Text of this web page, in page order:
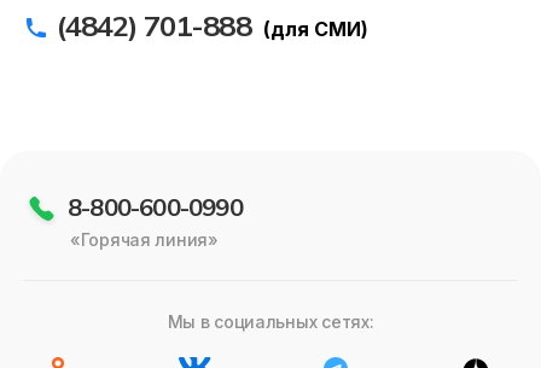
(4842) 701-888 (для СМИ)
8-800-600-0990
«Горячая линия»
Мы в социальных сетях: